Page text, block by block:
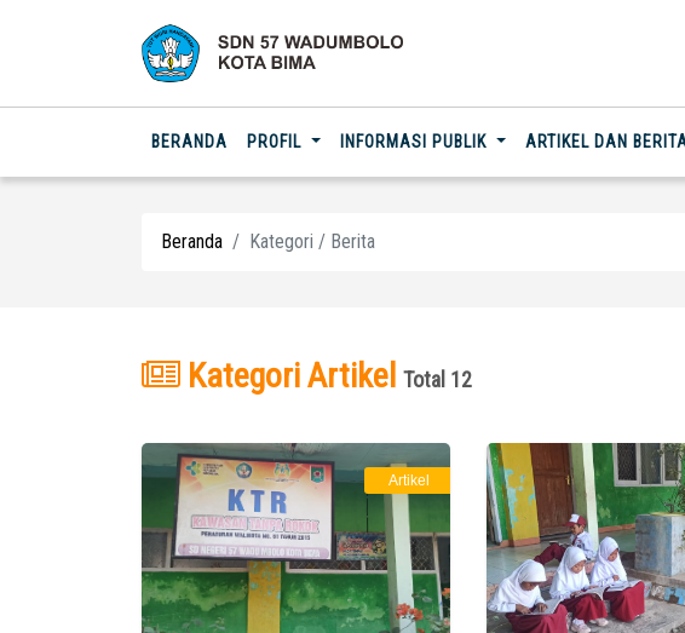
BERANDA (CURRENT)
PROFIL INFORMASI PUBLIK ARTIKEL DAN
Beranda Kategori / Berita
Kategori Artikel Total 12
Artikel